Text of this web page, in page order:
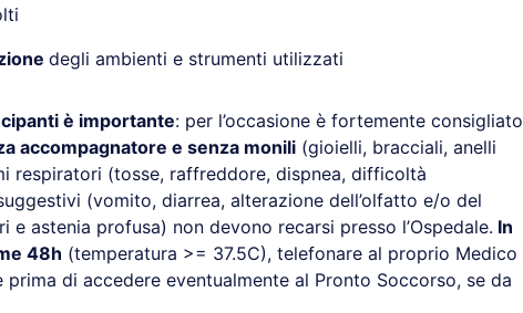
degli ambienti e strumenti utilizzati
è importante: per l’occasione è fortemente consigliato
accompagnatore e senza monili (gioielli, bracciali, anelli
respiratori (tosse, raffreddore, dispnea, difficoltà
(vomito, diarrea, alterazione dell’olfatto e/o del
astenia profusa) non devono recarsi presso l’Ospedale. In
48h (temperatura >= 37.5C), telefonare al proprio Medico
prima di accedere eventualmente al Pronto Soccorso, se da